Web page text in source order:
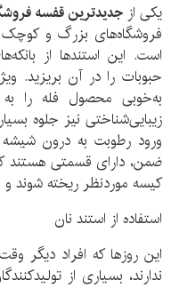
یکی از جدیدترینقفسه
فروشگاه‌های بزرگ و کوچک
است. این استندها از
حبوبات را در آن بریزید.
به‌خوبی محصول فله را
زیبایی‌شناختی نیز جلوه
ورود رطوبت به درون
ضمن، دارای قسمتی هستند
کیسه موردنظر ریخته شوند
استفاده از استند نان
این روزها که افراد دیگر
ندارند، بسیاری از